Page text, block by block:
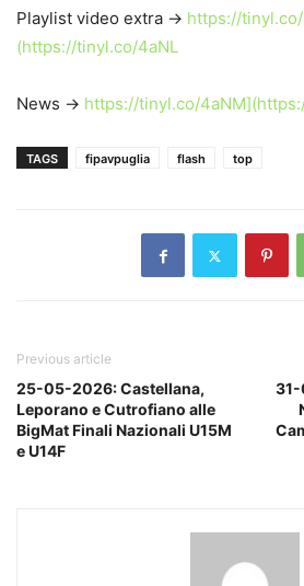
Playlist video extra -> https://
(https://tinyl.co/4aNL
News -> https://tinyl.co/
TAGS fipavpuglia flash top
Previous article
25-05-2026: Castellana,
Leporano e Cutrofiano alle
BigMat Finali Nazionali U15M
e U14F
31-